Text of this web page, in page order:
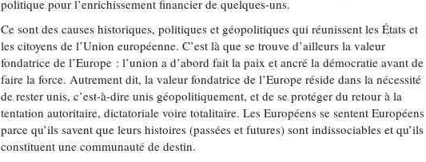
politique pour l’enrichissement financier de quelques-uns.
Ce sont des causes historiques, politiques et géopolitiques qui réunissent les États et
les citoyens de l’Union européenne. C’est là que se trouve d’ailleurs la valeur
fondatrice de l’Europe : l’union a d’abord fait la paix et ancré la démocratie avant de
faire la force. Autrement dit, la valeur fondatrice de l’Europe réside dans la nécessité
de rester unis, c’est-à-dire unis géopolitiquement, et de se protéger du retour à la
tentation autoritaire, dictatoriale voire totalitaire. Les Européens se sentent Européens
parce qu’ils savent que leurs histoires (passées et futures) sont indissociables et qu’ils
constituent une communauté de destin.